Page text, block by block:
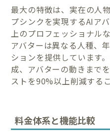
最大の特徴は、実在の人
プシンクを実現するAIア
上のプロフェッショナル
アバターは異なる人種、
ションを提供しています
成、アバターの動きまで
ストを90%以上削減する
料金体系と機能比較